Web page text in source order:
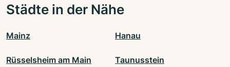
Städte in der Nähe
Mainz Hanau
Rüsselsheim am Main Taunusstein